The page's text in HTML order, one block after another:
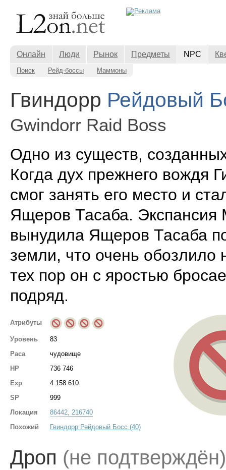
Онлайн Люди Рынок Предметы NPC
Поиск Рейд-боссы Маммоны
Гвиндорр Рейдовый
Gwindorr Raid Boss
Одно из существ,
Когда дух прежнего вождя
смог занять его место и
Ящеров Тасаба. Экспансия
вынудила Ящеров Тасаба
земли, что очень обозлило
тех пор он с яростью
подряд.
Атрибуты
Уровень
83
Раса
чудовище
HP
736 746
Exp
4 158 610
SP
999
Локация
86442, 216740
Похожий
Гвиндорр Рейдовый Босс (40)
Дроп (не подтверждён)